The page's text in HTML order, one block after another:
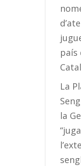
país
La
la